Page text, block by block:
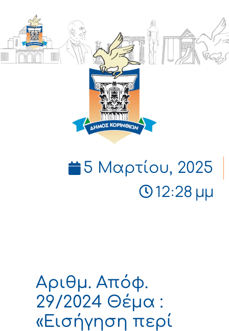
ΔΗΜΟΣ
ΚΟΡΙΝΘΙΩΝ
5 Μαρτίου, 2025
12:28 μμ
Αριθμ. Απόφ.
29/2024 Θέμα :
«Εισήγηση περί